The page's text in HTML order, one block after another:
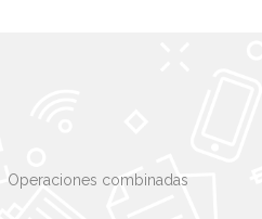
Operaciones combinadas